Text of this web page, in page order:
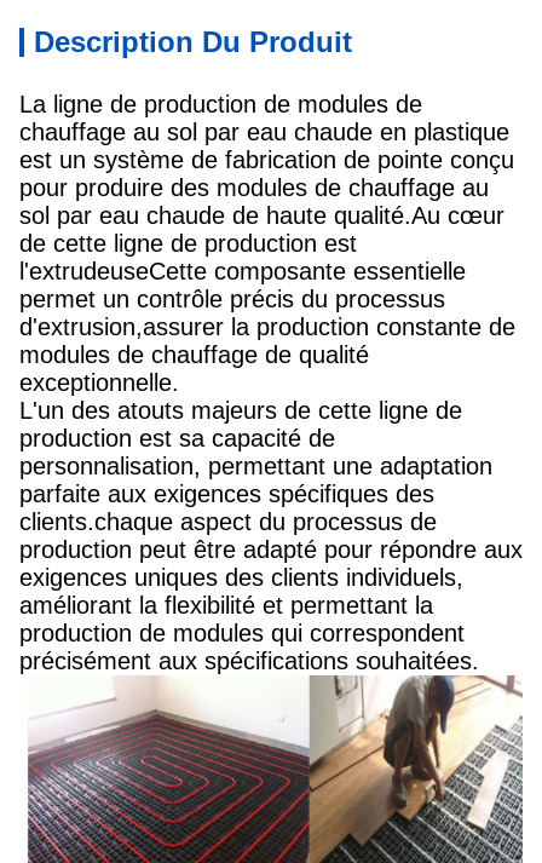
Description Du Produit
La ligne de production de modules de
chauffage au sol par eau chaude en plastique
est un système de fabrication de pointe conçu
pour produire des modules de chauffage au
sol par eau chaude de haute qualité.Au cœur
de cette ligne de production est
l'extrudeuseCette composante essentielle
permet un contrôle précis du processus
d'extrusion,assurer la production constante de
modules de chauffage de qualité
exceptionnelle.
L'un des atouts majeurs de cette ligne de
production est sa capacité de
personnalisation, permettant une adaptation
parfaite aux exigences spécifiques des
clients.chaque aspect du processus de
production peut être adapté pour répondre aux
exigences uniques des clients individuels,
améliorant la flexibilité et permettant la
production de modules qui correspondent
précisément aux spécifications souhaitées.